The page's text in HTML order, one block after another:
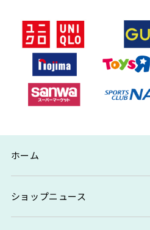
ホーム
ショップニュース